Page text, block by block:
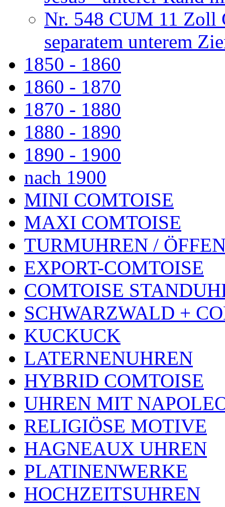
Nr. 548 CUM 11 Zoll
separatem unterem
1850 - 1860
1860 - 1870
1870 - 1880
1880 - 1890
1890 - 1900
nach 1900
MINI COMTOISE
MAXI COMTOISE
TURMUHREN /
EXPORT-COMTOISE
COMTOISE
SCHWARZWALD +
KUCKUCK
LATERNENUHREN
HYBRID COMTOISE
UHREN MIT
RELIGIÖSE MOTIVE
HAGNEAUX UHREN
PLATINENWERKE
HOCHZEITSUHREN